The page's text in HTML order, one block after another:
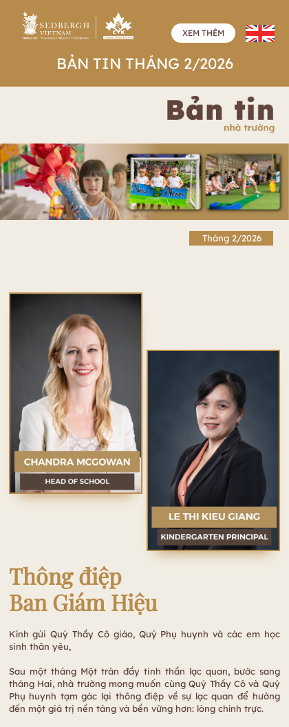
BẢN TIN THÁNG 2/2026
XEM THÊM
Tháng 2/2026
Thông điệp
Ban Giám Hiệu
Kính gửi Quý Thầy Cô giáo, Quý Phụ huynh và các em học
sinh thân yêu,
Sau một tháng Một tràn đầy tinh thần lạc quan, bước sang
tháng Hai, nhà trường mong muốn cùng Quý Thầy Cô và Quý
Phụ huynh tạm gác lại thông điệp về sự lạc quan để hướng
đến một giá trị nền tảng và bền vững hơn: lòng chính trực.